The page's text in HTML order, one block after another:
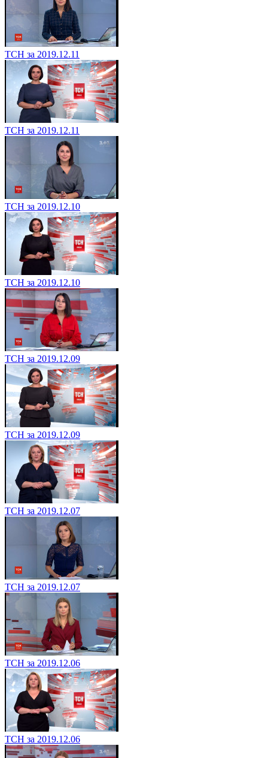
ТСН за 2019.12.11
ТСН за 2019.12.11
ТСН за 2019.12.10
ТСН за 2019.12.10
ТСН за 2019.12.09
ТСН за 2019.12.09
ТСН за 2019.12.07
ТСН за 2019.12.07
ТСН за 2019.12.06
ТСН за 2019.12.06